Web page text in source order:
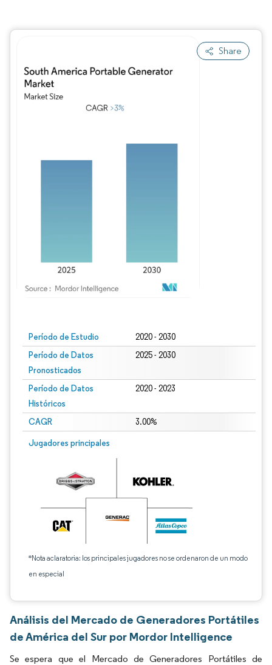
Share
Período de Estudio 2020 - 2030
Período de Datos
Pronosticados
2025 - 2030
Período de Datos
Históricos
2020 - 2023
CAGR 3.00%
Jugadores principales
*Nota aclaratoria: los principales jugadores no se ordenaron de un modo
en especial
Análisis del Mercado de Generadores Portátiles
de América del Sur por Mordor Intelligence
Se espera que el Mercado de Generadores Portátiles de